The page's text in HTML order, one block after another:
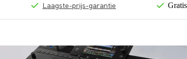
Laagste-prijs-garantie